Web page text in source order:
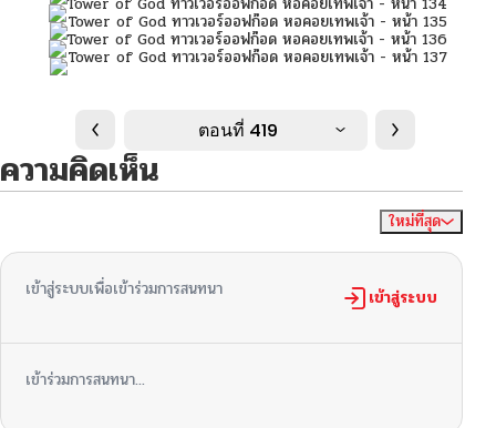
ตอนที่ 419
ความคิดเห็น
ใหม่ที่สุด
เข้าสู่ระบบเพื่อเข้าร่วมการสนทนา เข้าสู่ระบบ
เข้าร่วมการสนทนา...